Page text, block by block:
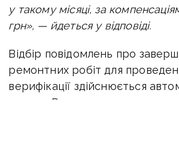
у такому місяці, за
грн», — йдеться у відповіді.
Відбір повідомлень про
ремонтних робіт для
верифікації здійснюється
з даних Реєстру пошкодженого